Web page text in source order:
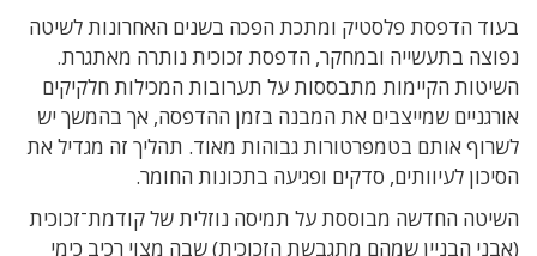
בעוד הדפסת פלסטיק ומתכת הפכה בשנים האחרונות לשיטה
נפוצה בתעשייה ובמחקר, הדפסת זכוכית נותרה מאתגרת.
השיטות הקיימות מתבססות על תערובות המכילות חלקיקים
אורגניים שמייצבים את המבנה בזמן ההדפסה, אך בהמשך יש
לשרוף אותם בטמפרטורות גבוהות מאוד. תהליך זה מגדיל את
הסיכון לעיוותים, סדקים ופגיעה בתכונות החומר.
השיטה החדשה מבוססת על תמיסה נוזלית של קודמת־זכוכית
(אבני הבניין שמהם מתגבשת הזכוכית) שבה מצוי רכיב כימי